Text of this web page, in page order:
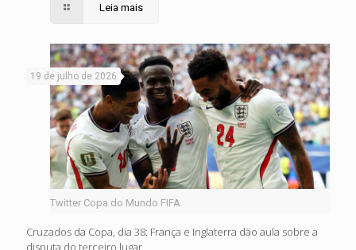
Leia mais
Twitter Copa do Mundo FIFA
19 de julho de 2026
Cruzados da Copa, dia 38: França e Inglaterra dão aula sobre a
disputa do terceiro lugar